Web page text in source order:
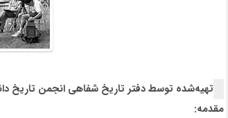
تهیه‌شده توسط دفتر تاریخ شفاهی انجمن تاریخ
مقدمه: